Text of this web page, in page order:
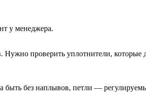
у менеджера.
проверить уплотнители, которые
быть без наплывов, петли —